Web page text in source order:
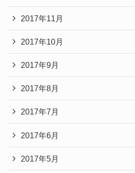
2017年11月
2017年10月
2017年9月
2017年8月
2017年7月
2017年6月
2017年5月